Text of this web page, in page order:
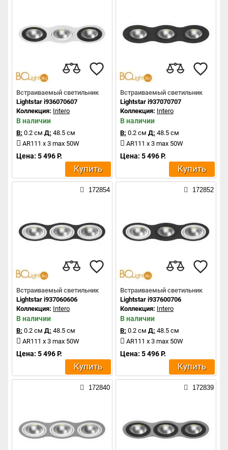
Встраиваемый светильник
Lightstar i936070607
Коллекция: Intero
В наличии
В: 0.2 см Д: 48.5 см
AR111 x 3 max 50W
Цена: 5 496 Р.
Купить
Встраиваемый светильник
Lightstar i937070707
Коллекция: Intero
В наличии
В: 0.2 см Д: 48.5 см
AR111 x 3 max 50W
Цена: 5 496 Р.
Купить
172854
Встраиваемый светильник
Lightstar i937060606
Коллекция: Intero
В наличии
В: 0.2 см Д: 48.5 см
AR111 x 3 max 50W
Цена: 5 496 Р.
Купить
172852
Встраиваемый светильник
Lightstar i937600706
Коллекция: Intero
В наличии
В: 0.2 см Д: 48.5 см
AR111 x 3 max 50W
Цена: 5 496 Р.
Купить
172840 172839